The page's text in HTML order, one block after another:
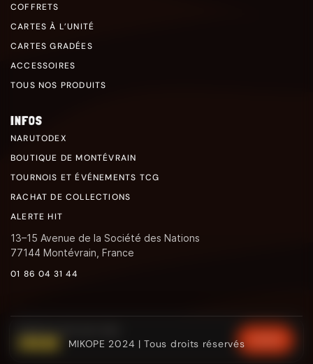
COFFRETS
CARTES À L’UNITÉ
CARTES GRADÉES
ACCESSOIRES
TOUS NOS PRODUITS
INFOS
NARUTODEX
BOUTIQUE DE MONTÉVRAIN
TOURNOIS ET ÉVÉNEMENTS TCG
RACHAT DE COLLECTIONS
ALERTE HIT
13–15 Avenue de la Société des Nations
77144 Montévrain, France
01 86 04 31 44
MIKOPE 2024 | Tous droits réservés